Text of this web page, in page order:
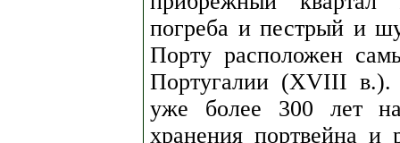
погреба и пестрый и
Порту расположен
Португалии (XVIII в.).
уже более 300 лет
хранения портвейна и